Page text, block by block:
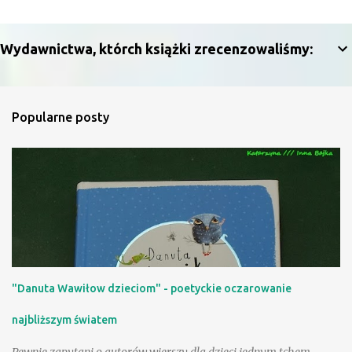
t
z
e
Wydawnictwa, którch książki zrecenzowaliśmy:
Popularne posty
"Danuta Wawiłow dzieciom" - poetyckie oczarowanie
najbliższym światem